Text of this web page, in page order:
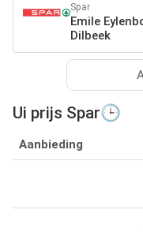
Spar
Emile
Dilbeek
Ui prijs Spar🕒
Aanbieding